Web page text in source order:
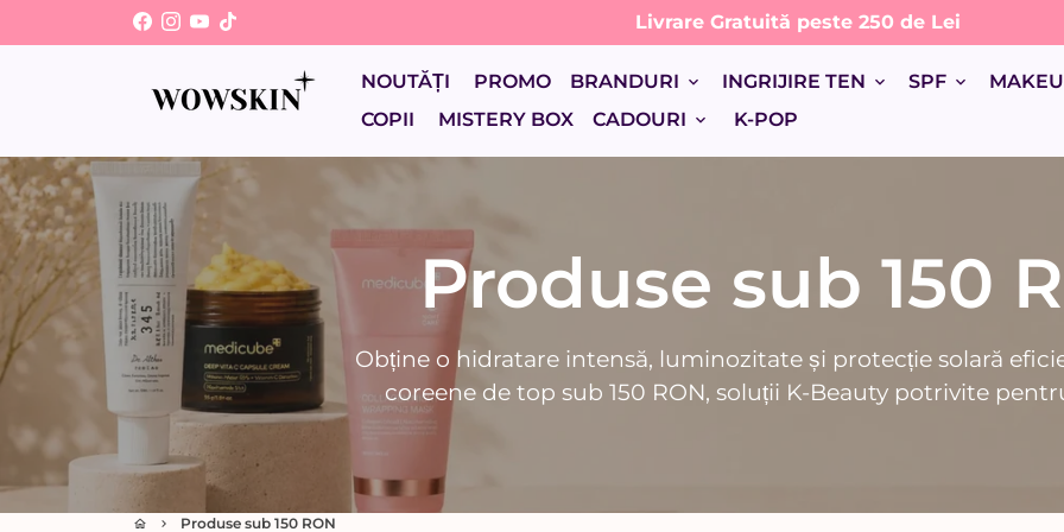
la
Livrare Gratuită peste 250 de Lei
NOUTĂȚI PROMO BRANDURI keyboard_arrow_down INGRIJIRE TEN keyboard_arrow_down SPF keyboard_arrow_down
COPII MISTERY BOX CADOURI keyboard_arrow_down K-POP
Produse sub 150
Obține o hidratare intensă, luminozitate și protecție solară
coreene de top sub 150 RON, soluții K-Beauty potrivite
home keyboard_arrow_right Produse sub 150 RON